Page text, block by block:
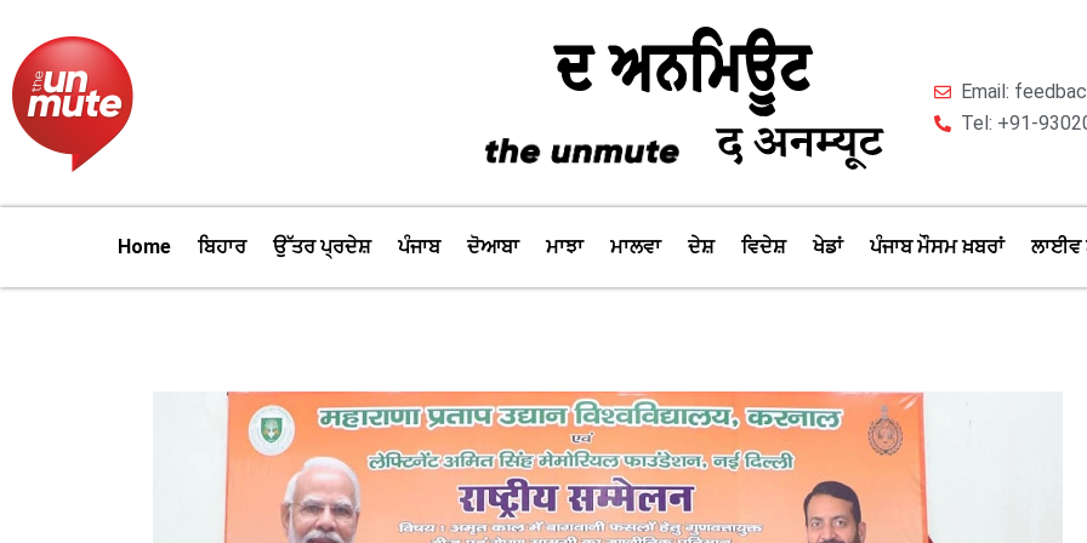
content
Email:
Tel: +91-
Home ਬਿਹਾਰ ਉੱਤਰ ਪ੍ਰਦੇਸ਼ ਪੰਜਾਬ ਦੋਆਬਾ ਮਾਝਾ ਮਾਲਵਾ ਦੇਸ਼ ਵਿਦੇਸ਼ ਖੇਡਾਂ ਪੰਜਾਬ ਮੌਸਮ ਖ਼ਬਰਾਂ ਲਾਈਵ